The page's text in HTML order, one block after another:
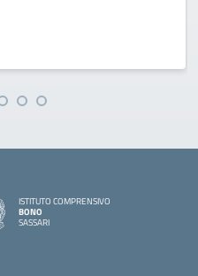
ISTITUTO COMPRENSIVO
BONO
SASSARI